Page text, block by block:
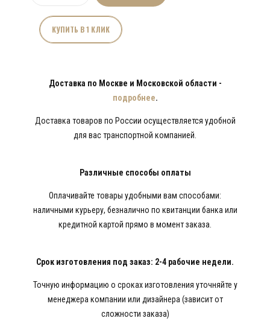
Кресло
кокон
плетеное
КУПИТЬ В 1 КЛИК
Доставка по Москве и Московской области -
подробнее.
Доставка товаров по России осуществляется удобной
для вас транспортной компанией.
Различные способы оплаты
Оплачивайте товары удобными вам способами:
наличными курьеру, безналично по квитанции банка или
кредитной картой прямо в момент заказа.
Срок изготовления под заказ: 2-4 рабочие недели.
Точную информацию о сроках изготовления уточняйте у
менеджера компании или дизайнера (зависит от
сложности заказа)